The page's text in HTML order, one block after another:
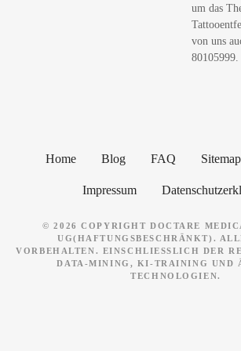
um das
von uns
80105999.
Home Blog FAQ Sitemap
Impressum
© 2026 COPYRIGHT DOCTARE
UG(HAFTUNGSBESCHRÄNKT).
VORBEHALTEN. EINSCHLIESSLICH DER
ATA-MINING, KI-TRAINING UND
ECHNOLOGIEN.